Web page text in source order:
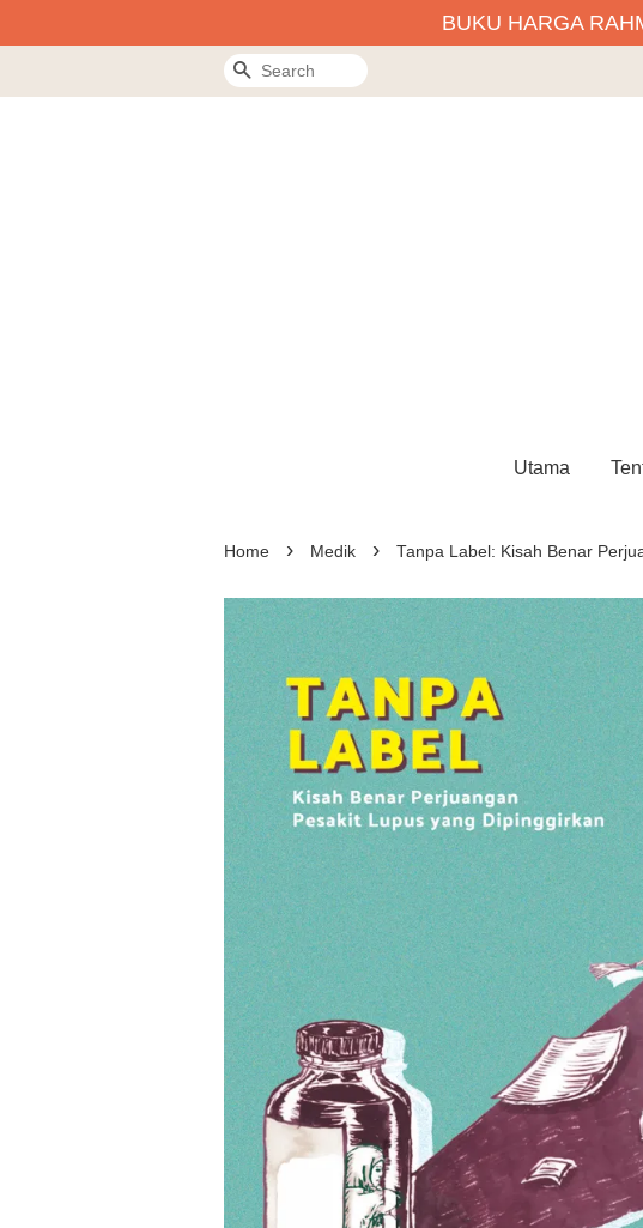
BUKU HARGA
Search
Utama
Home › Medik › Tanpa Label: Kisah Benar